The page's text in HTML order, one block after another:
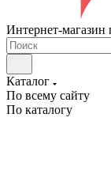
Интернет-магазин
Каталог
По всему сайту
По каталогу